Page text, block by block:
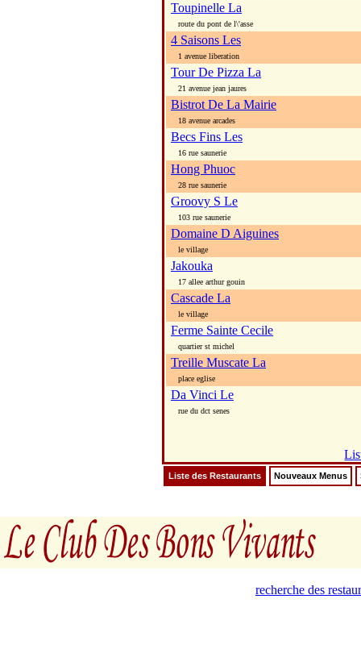
Toupinelle La
route du pont de l\'asse
4 Saisons Les
1 avenue liberation
Tour De Pizza La
21 avenue jean jaures
Bistrot De La Mairie
18 avenue arcades
Becs Fins Les
16 rue saunerie
Hong Phuoc
28 rue saunerie
Groovy S Le
103 rue saunerie
Domaine D Aiguines
le village
Jakouka
17 allee arthur gouin
Cascade La
le village
Ferme Sainte Cecile
quartier st michel
Treille Muscate La
place eglise
Da Vinci Le
rue du dct senes
Liste des Restaurants Nouveaux Menus
recherche des